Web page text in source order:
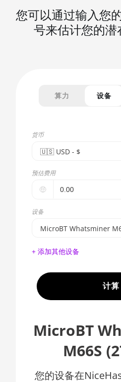
您可以通过输入您
号来估计您的潜
算力 设备
货币
🇺🇸ㅤ USD - $
🇪🇺ㅤ EUR - €
🇺🇸ㅤ USD - $
🇨🇳ㅤ CNY - CN¥
🇬🇧ㅤ GBP - £
🇦🇪ㅤ AED
🇦🇫ㅤ AFN - Af
🇦🇲ㅤ AMD
🇧🇶ㅤ ANG - ƒ
🇦🇴ㅤ AOA - Kz
预估费用
🤑
设备
MicroBT Whatsminer
BITMAIN AntMiner S17e
AMD CPU EPYC 7352
AMD CPU EPYC 7402
AMD CPU EPYC 7551
AMD CPU EPYC 7601
AMD CPU EPYC 7742
+ 添加其他设备
计算
MicroBT
M66S
您的设备在